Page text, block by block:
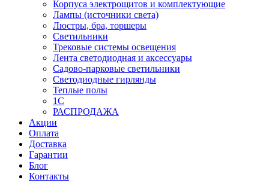
Корпуса электрощитов и комплектующие
Лампы (источники света)
Люстры, бра, торшеры
Светильники
Трековые системы освещения
Лента светодиодная и аксессуары
Садово-парковые светильники
Светодиодные гирлянды
Теплые полы
1С
РАСПРОДАЖА
Акции
Оплата
Доставка
Гарантии
Блог
Контакты